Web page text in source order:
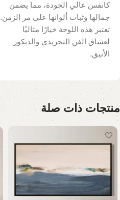
كانفس عالي الجودة، مما يضمن
جمالها وثبات ألوانها على مر الزمن.
تعتبر هذه اللوحة خيارًا مثاليًا
لعشاق الفن التجريدي والديكور
الأنيق.
منتجات ذات صلة